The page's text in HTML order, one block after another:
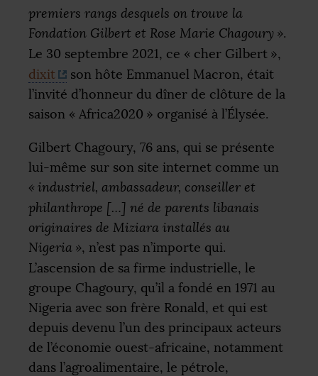
premiers rangs desquels on trouve la
Fondation Gilbert et Rose Marie Chagoury ».
Le 30 septembre 2021, ce « cher Gilbert »,
dixit
son hôte Emmanuel Macron, était
l’invité d’honneur du dîner de clôture de la
saison « Africa2020 » organisé à l’Élysée.
Gilbert Chagoury, 76 ans, qui se présente
lui-même sur son site internet comme un
« industriel, ambassadeur, conseiller et
philanthrope […] né de parents libanais
originaires de Miziara installés au
Nigeria », n’est pas n’importe qui.
L’ascension de sa firme industrielle, le
groupe Chagoury, qu’il a fondé en 1971 au
Nigeria avec son frère Ronald, et qui est
depuis devenu l’un des principaux acteurs
de l’économie ouest-africaine, notamment
dans l’agroalimentaire, le pétrole,